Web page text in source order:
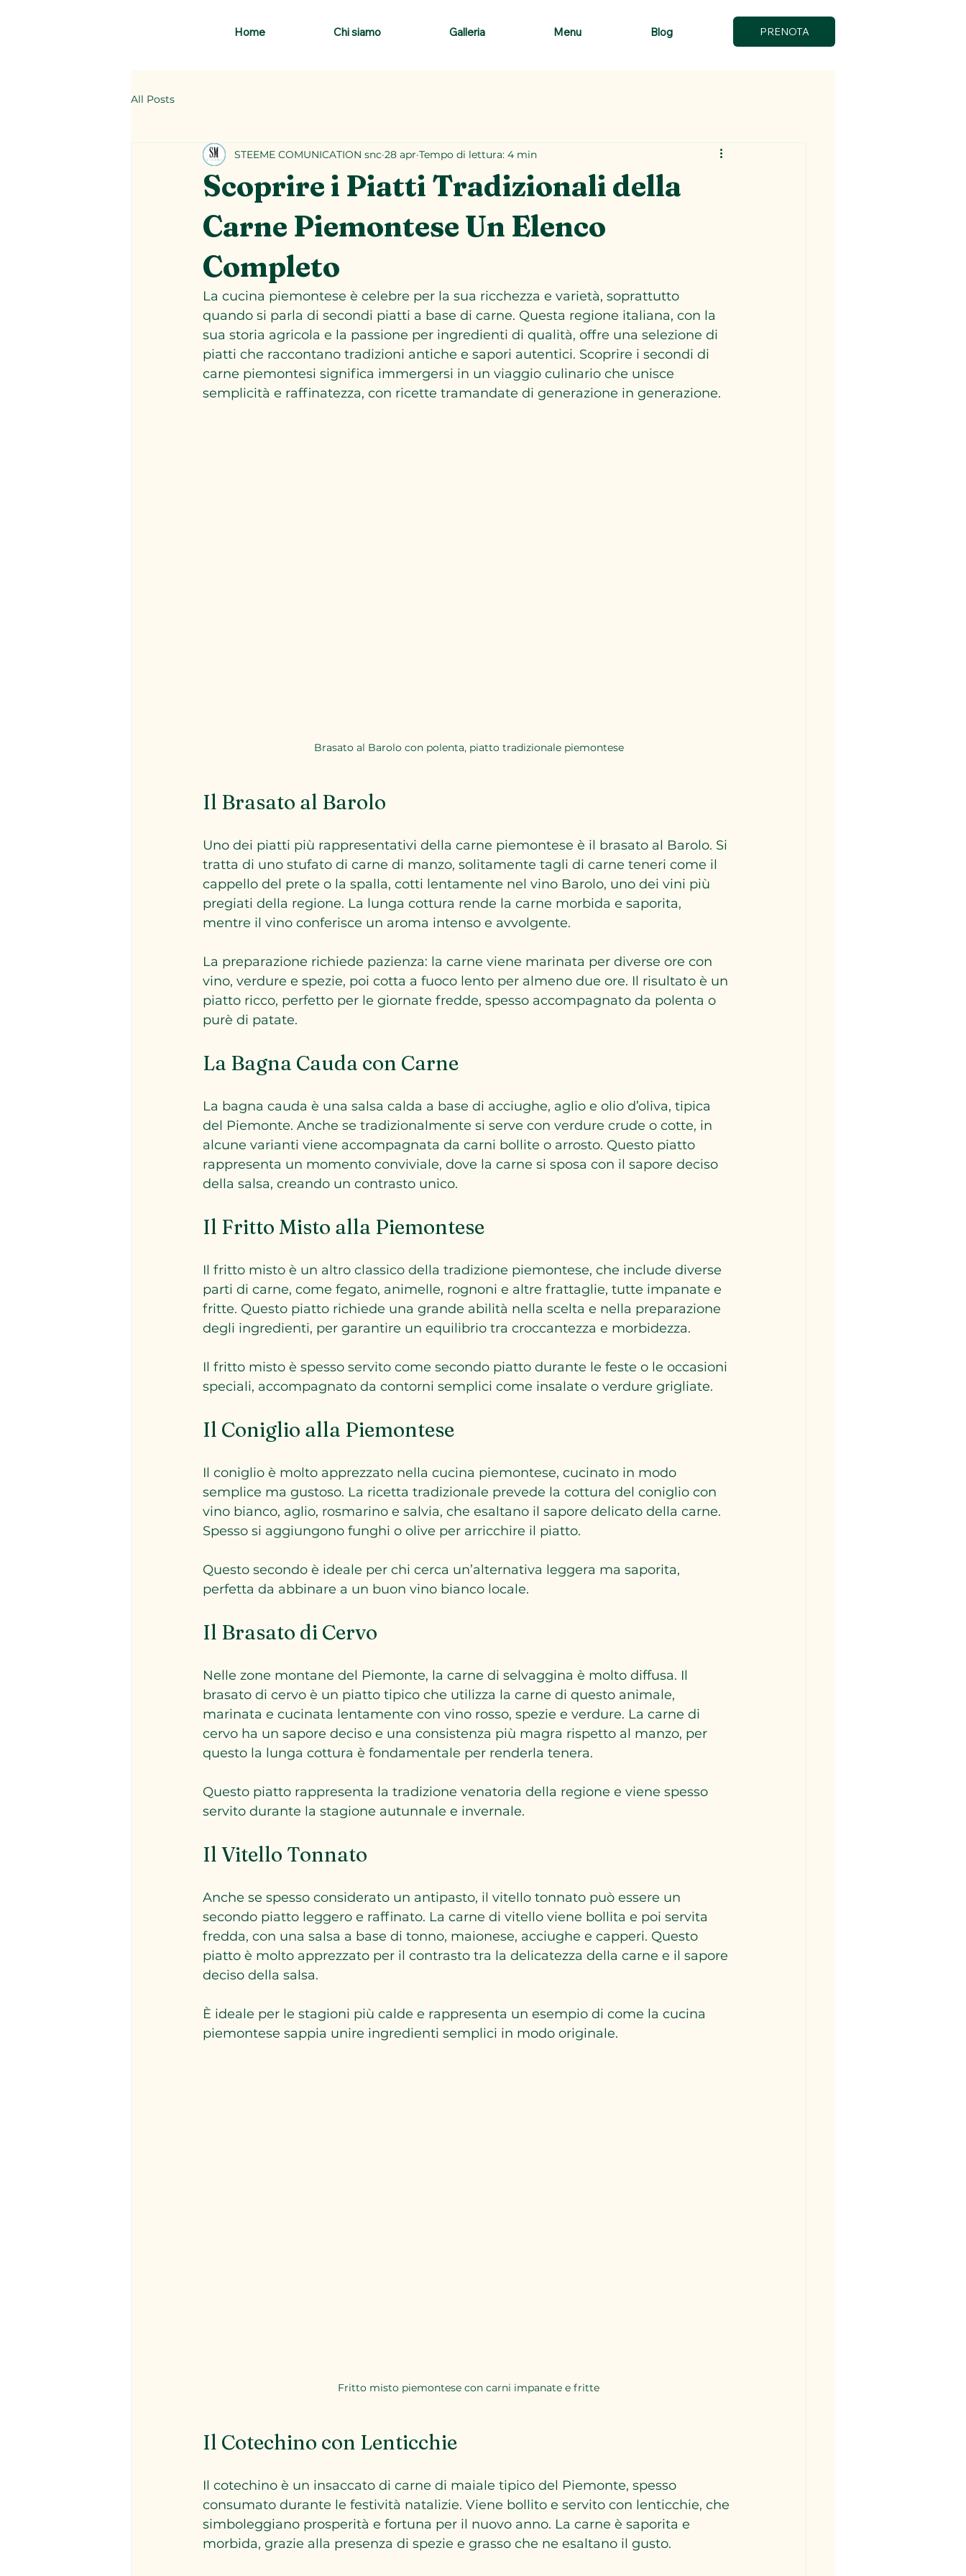
Home Chi siamo Galleria Menu Blog PRENOTA
All Posts
Scoprire i Piatti Tradizionali della
Carne Piemontese Un Elenco
Completo
STEEME COMUNICATION snc 28 apr Tempo di lettura: 4 min
La cucina piemontese è celebre per la sua ricchezza e varietà, soprattutto
quando si parla di secondi piatti a base di carne. Questa regione italiana, con la
sua storia agricola e la passione per ingredienti di qualità, offre una selezione di
piatti che raccontano tradizioni antiche e sapori autentici. Scoprire i secondi di
carne piemontesi significa immergersi in un viaggio culinario che unisce
semplicità e raffinatezza, con ricette tramandate di generazione in generazione.
Brasato al Barolo con polenta, piatto tradizionale piemontese
Il Brasato al Barolo
Uno dei piatti più rappresentativi della carne piemontese è il brasato al Barolo. Si
tratta di uno stufato di carne di manzo, solitamente tagli di carne teneri come il
cappello del prete o la spalla, cotti lentamente nel vino Barolo, uno dei vini più
pregiati della regione. La lunga cottura rende la carne morbida e saporita,
mentre il vino conferisce un aroma intenso e avvolgente.
La preparazione richiede pazienza: la carne viene marinata per diverse ore con
vino, verdure e spezie, poi cotta a fuoco lento per almeno due ore. Il risultato è un
piatto ricco, perfetto per le giornate fredde, spesso accompagnato da polenta o
purè di patate.
La Bagna Cauda con Carne
La bagna cauda è una salsa calda a base di acciughe, aglio e olio d’oliva, tipica
del Piemonte. Anche se tradizionalmente si serve con verdure crude o cotte, in
alcune varianti viene accompagnata da carni bollite o arrosto. Questo piatto
rappresenta un momento conviviale, dove la carne si sposa con il sapore deciso
della salsa, creando un contrasto unico.
Il Fritto Misto alla Piemontese
Il fritto misto è un altro classico della tradizione piemontese, che include diverse
parti di carne, come fegato, animelle, rognoni e altre frattaglie, tutte impanate e
fritte. Questo piatto richiede una grande abilità nella scelta e nella preparazione
degli ingredienti, per garantire un equilibrio tra croccantezza e morbidezza.
Il fritto misto è spesso servito come secondo piatto durante le feste o le occasioni
speciali, accompagnato da contorni semplici come insalate o verdure grigliate.
Il Coniglio alla Piemontese
Il coniglio è molto apprezzato nella cucina piemontese, cucinato in modo
semplice ma gustoso. La ricetta tradizionale prevede la cottura del coniglio con
vino bianco, aglio, rosmarino e salvia, che esaltano il sapore delicato della carne.
Spesso si aggiungono funghi o olive per arricchire il piatto.
Questo secondo è ideale per chi cerca un’alternativa leggera ma saporita,
perfetta da abbinare a un buon vino bianco locale.
Il Brasato di Cervo
Nelle zone montane del Piemonte, la carne di selvaggina è molto diffusa. Il
brasato di cervo è un piatto tipico che utilizza la carne di questo animale,
marinata e cucinata lentamente con vino rosso, spezie e verdure. La carne di
cervo ha un sapore deciso e una consistenza più magra rispetto al manzo, per
questo la lunga cottura è fondamentale per renderla tenera.
Questo piatto rappresenta la tradizione venatoria della regione e viene spesso
servito durante la stagione autunnale e invernale.
Il Vitello Tonnato
Anche se spesso considerato un antipasto, il vitello tonnato può essere un
secondo piatto leggero e raffinato. La carne di vitello viene bollita e poi servita
fredda, con una salsa a base di tonno, maionese, acciughe e capperi. Questo
piatto è molto apprezzato per il contrasto tra la delicatezza della carne e il sapore
deciso della salsa.
È ideale per le stagioni più calde e rappresenta un esempio di come la cucina
piemontese sappia unire ingredienti semplici in modo originale.
Fritto misto piemontese con carni impanate e fritte
Il Cotechino con Lenticchie
Il cotechino è un insaccato di carne di maiale tipico del Piemonte, spesso
consumato durante le festività natalizie. Viene bollito e servito con lenticchie, che
simboleggiano prosperità e fortuna per il nuovo anno. La carne è saporita e
morbida, grazie alla presenza di spezie e grasso che ne esaltano il gusto.